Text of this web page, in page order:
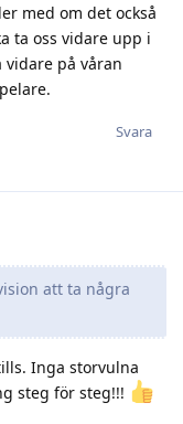
med om det också
ta oss vidare upp i
vidare på våran
Svara
att ta några
Inga storvulna
steg för steg!!!